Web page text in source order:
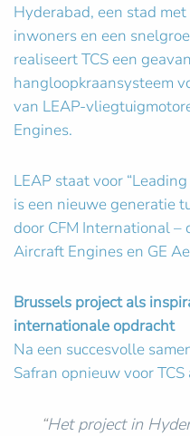
Hyderabad, een stad
inwoners en een
realiseert TCS een
hangloopkraansysteem
van LEAP-
Engines.
LEAP staat voor
is een nieuwe generatie
door CFM International –
Aircraft Engines en GE
Brussels project als
internationale opdracht
Na een succesvolle
Safran opnieuw voor
“Het project in